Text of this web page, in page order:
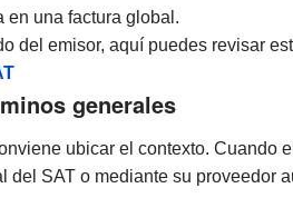
en una factura global.
del emisor, aquí puedes revisar
generales
ubicar el contexto. Cuando
SAT o mediante su proveedor